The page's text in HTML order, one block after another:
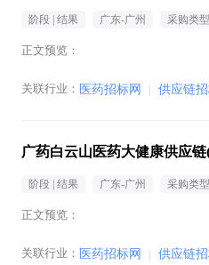
阶段 | 结果 广东-广州 采购类型 |
正文预览：
关联行业： 医药招标网 | 供应链招
广药白云山医药大健康供应
阶段 | 结果 广东-广州 采购类型 |
正文预览：
关联行业： 医药招标网 | 供应链招